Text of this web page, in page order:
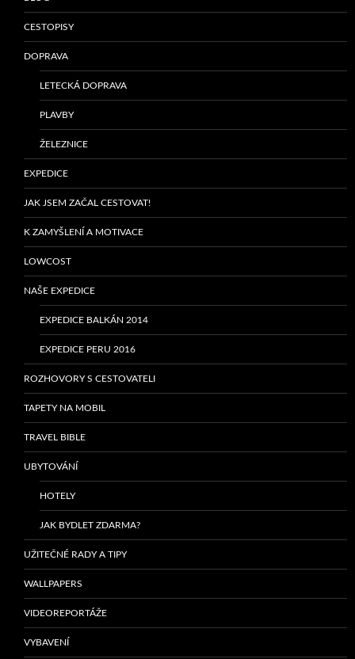
CESTOPISY
DOPRAVA
LETECKÁ DOPRAVA
PLAVBY
ŽELEZNICE
EXPEDICE
JAK JSEM ZAČAL CESTOVAT!
K ZAMYŠLENÍ A MOTIVACE
LOWCOST
NAŠE EXPEDICE
EXPEDICE BALKÁN 2014
EXPEDICE PERU 2016
ROZHOVORY S CESTOVATELI
TAPETY NA MOBIL
TRAVEL BIBLE
UBYTOVÁNÍ
HOTELY
JAK BYDLET ZDARMA?
UŽITEČNÉ RADY A TIPY
WALLPAPERS
VIDEOREPORTÁŽE
VYBAVENÍ